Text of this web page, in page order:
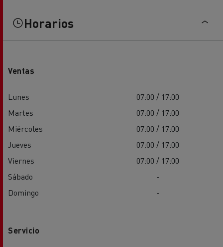
Horarios
Ventas
Lunes
07:00 / 17:00
Martes
07:00 / 17:00
Miércoles
07:00 / 17:00
Jueves
07:00 / 17:00
Viernes
07:00 / 17:00
Sábado
-
Domingo
-
Servicio